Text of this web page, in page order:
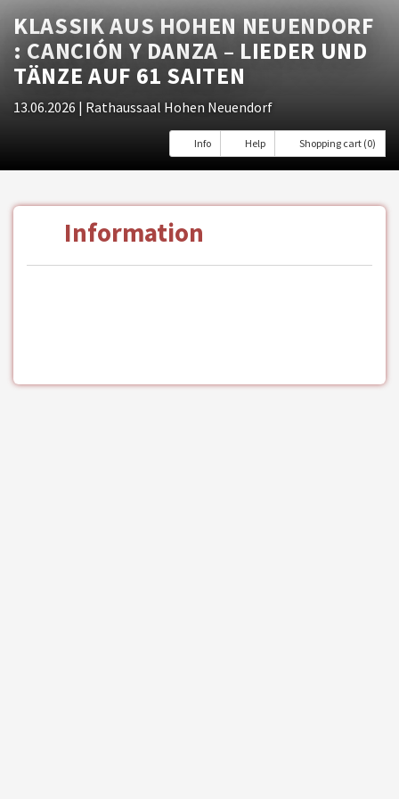
KLASSIK AUS HOHEN NEUENDORF
: CANCIÓN Y DANZA – LIEDER UND
TÄNZE AUF 61 SAITEN
13.06.2026 | Rathaussaal Hohen Neuendorf
Info Help Shopping cart (0)
Information